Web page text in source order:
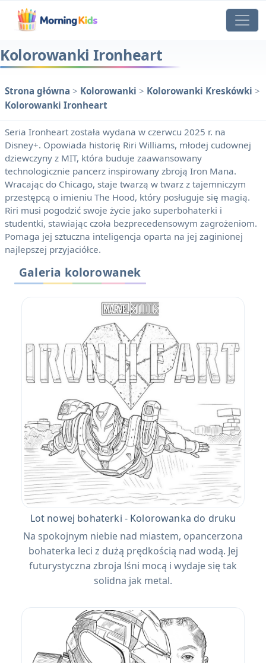
Kolorowanki Ironheart
Strona główna > Kolorowanki > Kolorowanki Kreskówki >
Kolorowanki Ironheart
Seria Ironheart została wydana w czerwcu 2025 r. na
Disney+. Opowiada historię Riri Williams, młodej cudownej
dziewczyny z MIT, która buduje zaawansowany
technologicznie pancerz inspirowany zbroją Iron Mana.
Wracając do Chicago, staje twarzą w twarz z tajemniczym
przestępcą o imieniu The Hood, który posługuje się magią.
Riri musi pogodzić swoje życie jako superbohaterki i
studentki, stawiając czoła bezprecedensowym zagrożeniom.
Pomaga jej sztuczna inteligencja oparta na jej zaginionej
najlepszej przyjaciółce.
Galeria kolorowanek
Lot nowej bohaterki - Kolorowanka do druku
Na spokojnym niebie nad miastem, opancerzona
bohaterka leci z dużą prędkością nad wodą. Jej
futurystyczna zbroja lśni mocą i wydaje się tak
solidna jak metal.